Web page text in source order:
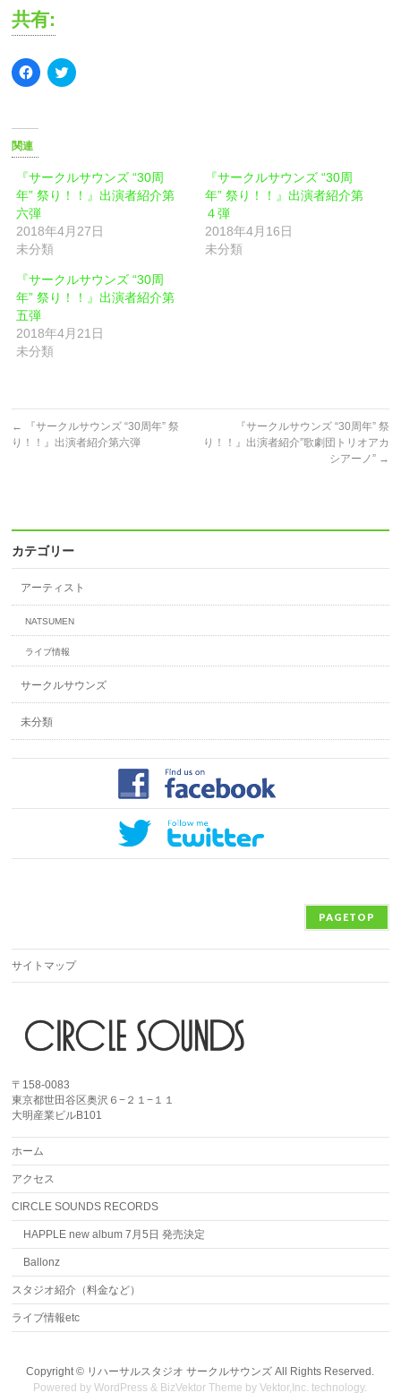
共有:
Facebook
で
る
ク
リ
ッ
ク
し
て
く
だ
さ
(新
し
い
ウ
ィ
ン
ド
ウ
ま
す)
ク
リ
有
(新
し
ィ
で
開
き
す)
関連
『サークルサウンズ “30周
年” 祭り！！』出演者紹介第
六弾
2018年4月27日
未分類
『サークルサウンズ “30周
年” 祭り！！』出演者紹介第
４弾
2018年4月16日
未分類
『サークルサウンズ “30周
年” 祭り！！』出演者紹介第
五弾
2018年4月21日
未分類
←
『サークルサウンズ “30周年” 祭
り！！』出演者紹介第六弾
『サークルサウンズ “30周年” 祭
り！！』出演者紹介”歌劇団トリオアカ
シアーノ” →
カテゴリー
アーティスト
NATSUMEN
ライブ情報
サークルサウンズ
未分類
PAGETOP
サイトマップ
〒158-0083
東京都世田谷区奥沢６−２１−１１
大明産業ビルB101
ホーム
アクセス
CIRCLE SOUNDS RECORDS
HAPPLE new album 7月5日 発売決定
Ballonz
スタジオ紹介（料金など）
ライブ情報etc
Copyright © リハーサルスタジオ サークルサウンズAll Rights Reserved.
Powered byWordPress & BizVektor Theme byVektor,Inc. technology.